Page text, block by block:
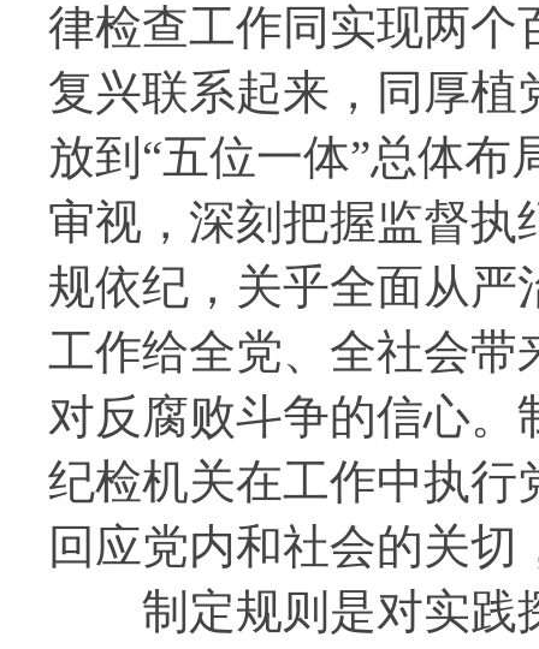
律检查工作同实现两个
复兴联系起来，同厚植
放到“五位一体”总体布
审视，深刻把握监督执
规依纪，关乎全面从严
工作给全党、全社会带
对反腐败斗争的信心
纪检机关在工作中执行
回应党内和社会的关
制定规则是对实践